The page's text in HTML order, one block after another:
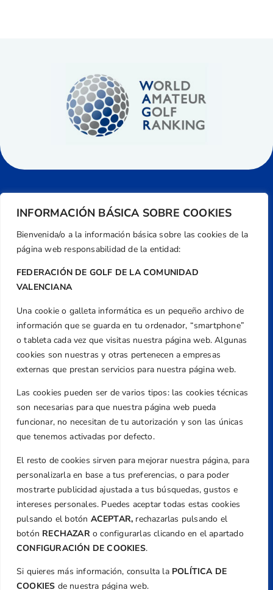
INFORMACIÓN BÁSICA SOBRE COOKIES
Bienvenida/o a la información básica sobre las cookies de la
página web responsabilidad de la entidad:
FEDERACIÓN DE GOLF DE LA COMUNIDAD
VALENCIANA
Una cookie o galleta informática es un pequeño archivo de
información que se guarda en tu ordenador, “smartphone”
o tableta cada vez que visitas nuestra página web. Algunas
cookies son nuestras y otras pertenecen a empresas
externas que prestan servicios para nuestra página web.
Las cookies pueden ser de varios tipos: las cookies técnicas
son necesarias para que nuestra página web pueda
funcionar, no necesitan de tu autorización y son las únicas
que tenemos activadas por defecto.
El resto de cookies sirven para mejorar nuestra página, para
personalizarla en base a tus preferencias, o para poder
mostrarte publicidad ajustada a tus búsquedas, gustos e
intereses personales. Puedes aceptar todas estas cookies
pulsando el botón ACEPTAR, rechazarlas pulsando el
botón RECHAZARo configurarlas clicando en el apartado
CONFIGURACIÓN DE COOKIES.
Si quieres más información, consulta la POLÍTICA DE
COOKIES de nuestra página web.
Dirección
Centre de L´Esport, Carrer d'Isaac Peral i
Caballero, Nº 5, Despachos 2 y 3, 46980,
Valencia
+34 961 367 799
Email
federacion@golfcv.com
Aviso Legal
Política de Privacidad
Transparencia
Normativa
Federación